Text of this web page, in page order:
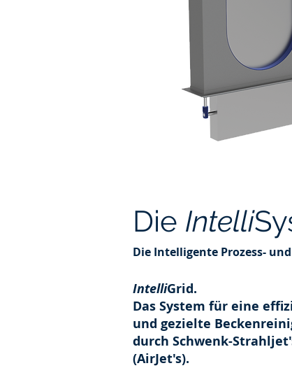
Die Intelli
Die Intelligente Prozess-
IntelliGrid.
Das System für eine
und gezielte
durch Schwenk-
(AirJet's).